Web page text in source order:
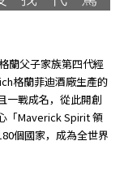
蘭父子家族第四代經
格蘭菲迪酒廠生產的
一戰成名，從此開創
「Maverick Spirit 領
個國家，成為全世界